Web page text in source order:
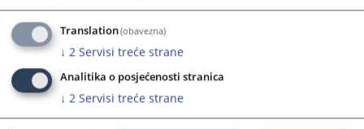
Translation(obavezna)
↓ 2 Servisi treće strane
Analitika o posjećenosti stranica
↓ 2 Servisi treće strane